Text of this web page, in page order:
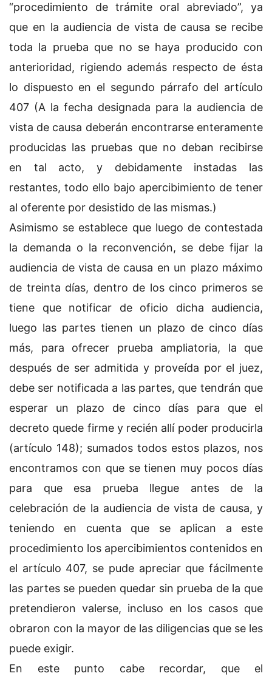
“procedimiento de trámite oral abreviado”, ya
que en la audiencia de vista de causa se recibe
toda la prueba que no se haya producido con
anterioridad, rigiendo además respecto de ésta
lo dispuesto en el segundo párrafo del artículo
407 (A la fecha designada para la audiencia de
vista de causa deberán encontrarse enteramente
producidas las pruebas que no deban recibirse
en tal acto, y debidamente instadas las
restantes, todo ello bajo apercibimiento de tener
al oferente por desistido de las mismas.)
Asimismo se establece que luego de contestada
la demanda o la reconvención, se debe fijar la
audiencia de vista de causa en un plazo máximo
de treinta días, dentro de los cinco primeros se
tiene que notificar de oficio dicha audiencia,
luego las partes tienen un plazo de cinco días
más, para ofrecer prueba ampliatoria, la que
después de ser admitida y proveída por el juez,
debe ser notificada a las partes, que tendrán que
esperar un plazo de cinco días para que el
decreto quede firme y recién allí poder producirla
(artículo 148); sumados todos estos plazos, nos
encontramos con que se tienen muy pocos días
para que esa prueba llegue antes de la
celebración de la audiencia de vista de causa, y
teniendo en cuenta que se aplican a este
procedimiento los apercibimientos contenidos en
el artículo 407, se pude apreciar que fácilmente
las partes se pueden quedar sin prueba de la que
pretendieron valerse, incluso en los casos que
obraron con la mayor de las diligencias que se les
puede exigir.
En este punto cabe recordar, que el